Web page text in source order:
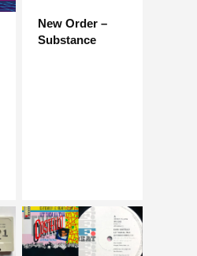
New Order –
Substance